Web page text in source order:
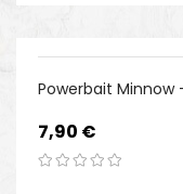
Powerbait Minnow
Preis
7,90 €